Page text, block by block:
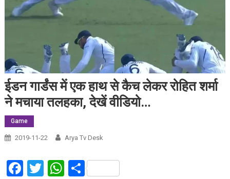
ईडन गार्डंस में एक हाथ से कैच लेकर रोहित शर्मा
ने मचाया तलहका, देखें वीडियो…
Game
2019-11-22 Arya Tv Desk
Facebook
Twitter
WhatsApp
Share